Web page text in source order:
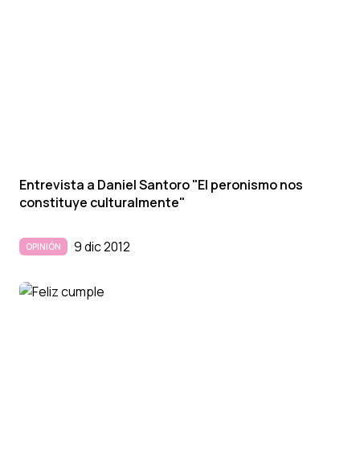
Entrevista a Daniel Santoro "El peronismo nos
constituye culturalmente"
OPINIÓN 9 dic 2012